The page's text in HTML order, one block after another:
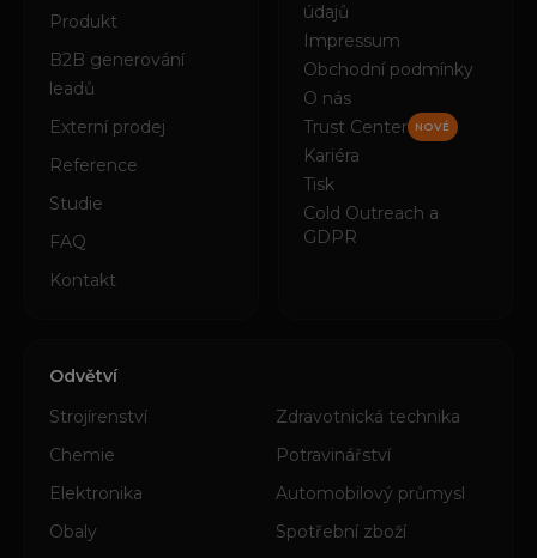
Produkt
B2B generování
leadů
Externí prodej
Reference
Studie
FAQ
Kontakt
údajů
Impressum
Obchodní podmínky
O nás
Trust Center
NOVÉ
Kariéra
Tisk
Cold Outreach a
GDPR
Odvětví
Strojírenství
Zdravotnická technika
Chemie
Potravinářství
Elektronika
Automobilový průmysl
Obaly
Spotřební zboží